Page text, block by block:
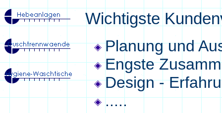
Wichtigste
Planung und
Engste
Design -
.....